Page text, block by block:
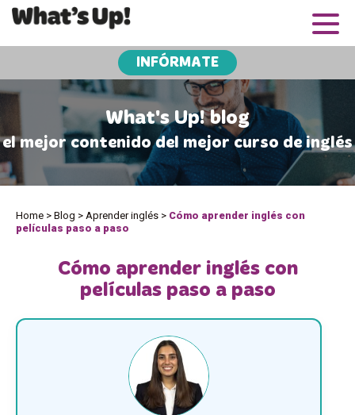
INFÓRMATE
What's Up! blog
el mejor contenido del mejor curso de inglés
Home > Blog > Aprender inglés > Cómo aprender inglés con
películas paso a paso
Cómo aprender inglés con
películas paso a paso